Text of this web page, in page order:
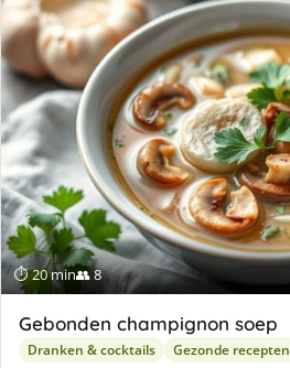
⏱ 20 min👥 8
Gebonden champignon soep
Dranken & cocktails Gezonde recepten